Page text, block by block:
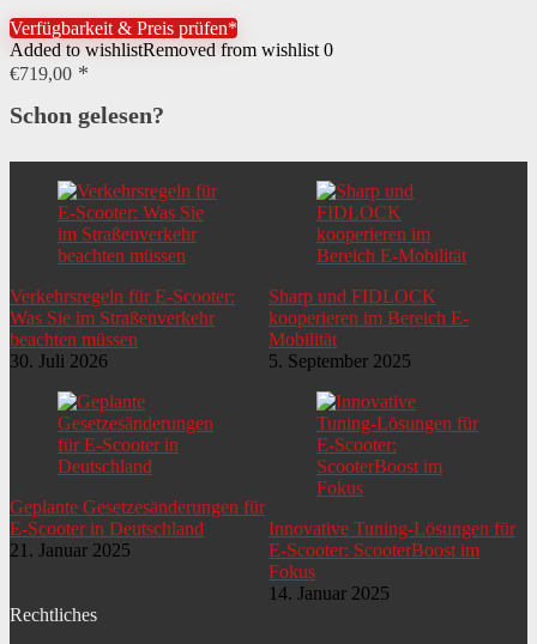
Verfügbarkeit & Preis prüfen*
Added to wishlistRemoved from wishlist 0
€719,00
Schon gelesen?
Verkehrsregeln für E-Scooter:
Was Sie im Straßenverkehr
beachten müssen
30. Juli 2026
Sharp und FIDLOCK
kooperieren im Bereich E-
Mobilität
5. September 2025
Geplante Gesetzesänderungen für
E-Scooter in Deutschland
21. Januar 2025
Innovative Tuning-Lösungen für
E-Scooter: ScooterBoost im
Fokus
14. Januar 2025
Rechtliches